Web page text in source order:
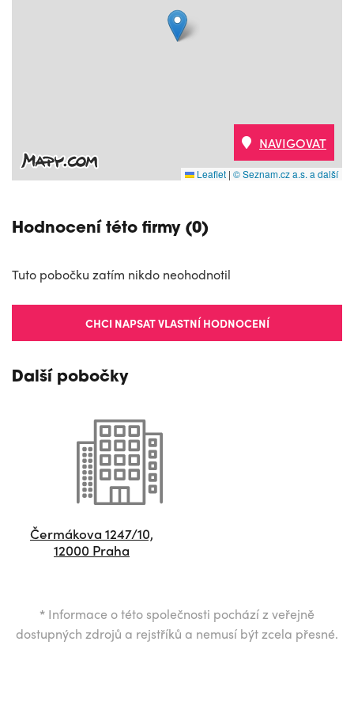
Leaflet | © Seznam.cz a.s. a další
NAVIGOVAT
Hodnocení této firmy (0)
Tuto pobočku zatím nikdo neohodnotil
CHCI NAPSAT VLASTNÍ HODNOCENÍ
Další pobočky
Čermákova 1247/10,
12000 Praha
* Informace o této společnosti pochází z veřejně
dostupných zdrojů a rejstříků a nemusí být zcela přesné.